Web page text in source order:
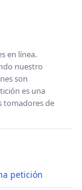
en línea.
nuestro
son
es una
tomadores de
petición